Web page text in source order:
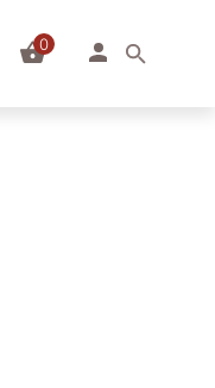
0